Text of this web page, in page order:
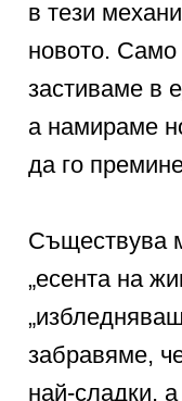
в тези
новото. Само
застиваме в
а намираме
да го
Съществува
„есента на
забравяме,
най-сладки,